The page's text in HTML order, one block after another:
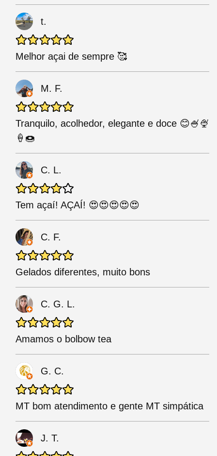
t.
Melhor açai de sempre 🥰
M. F.
Tranquilo, acolhedor, elegante e doce 😊🍧🍨
🍦🍩
C. L.
Tem açaí! AÇAÍ! 😍😍😍😍😍
C. F.
Gelados diferentes, muito bons
C. G. L.
Amamos o bolbow tea
G. C.
MT bom atendimento e gente MT simpática
J. T.